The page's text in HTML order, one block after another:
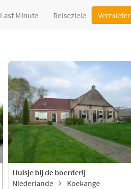
Vermieter
Last Minute Reiseziele
Huisje bij de boerderij
Niederlande
Koekange